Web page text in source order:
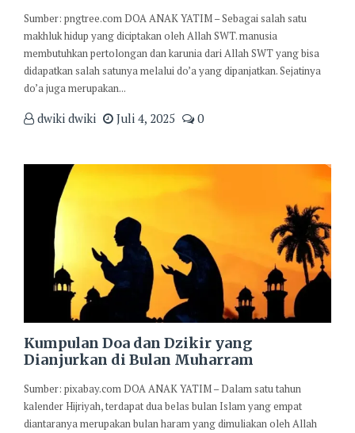
Sumber: pngtree.com DOA ANAK YATIM – Sebagai salah satu
makhluk hidup yang diciptakan oleh Allah SWT. manusia
membutuhkan pertolongan dan karunia dari Allah SWT yang bisa
didapatkan salah satunya melalui do’a yang dipanjatkan. Sejatinya
do’a juga merupakan...
dwiki dwiki Juli 4, 2025 0
Kumpulan Doa dan Dzikir yang
Dianjurkan di Bulan Muharram
Sumber: pixabay.com DOA ANAK YATIM – Dalam satu tahun
kalender Hijriyah, terdapat dua belas bulan Islam yang empat
diantaranya merupakan bulan haram yang dimuliakan oleh Allah